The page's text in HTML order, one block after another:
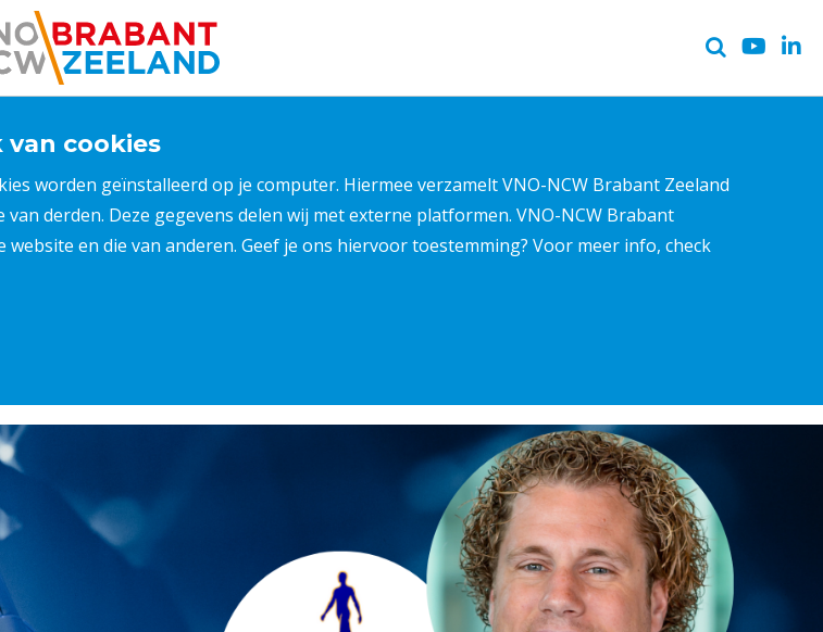
van cookies
worden geïnstalleerd op je computer. Hiermee verzamelt VNO-NCW Brabant Zeeland
derden. Deze gegevens delen wij met externe platformen. VNO-NCW Brabant
en die van anderen. Geef je ons hiervoor toestemming? Voor meer info, check